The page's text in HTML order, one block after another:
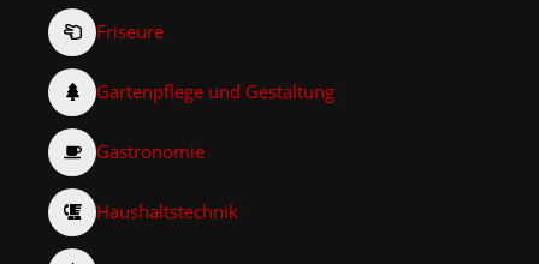
Friseure
Gartenpflege und Gestaltung
Gastronomie
Haushaltstechnik